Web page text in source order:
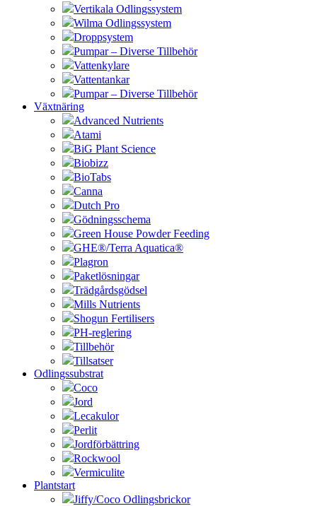
Vertikala Odlingssystem
Wilma Odlingssystem
Droppsystem
Pumpar – Diverse Tillbehör
Vattenkylare
Vattentankar
Pumpar – Diverse Tillbehör
Växtnäring
Advanced Nutrients
Atami
BiG Plant Science
Biobizz
BioTabs
Canna
Dutch Pro
Gödningsschema
Green House Powder Feeding
GHE®/Terra Aquatica®
Plagron
Paketlösningar
Trädgårdsgödsel
Mills Nutrients
Shogun Fertilisers
PH-reglering
Tillbehör
Tillsatser
Odlingssubstrat
Coco
Jord
Lecakulor
Perlit
Jordförbättring
Rockwool
Vermiculite
Plantstart
Jiffy/Coco Odlingsbrickor